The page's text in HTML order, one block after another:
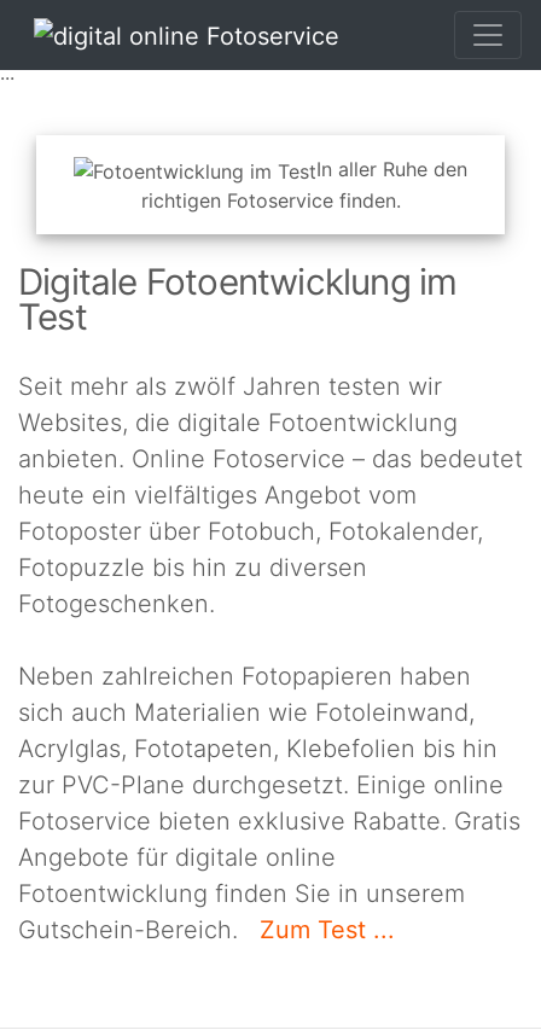
...
In aller Ruhe den
richtigen Fotoservice finden.
Digitale Fotoentwicklung im
Test
Seit mehr als zwölf Jahren testen wir
Websites, die digitale Fotoentwicklung
anbieten. Online Fotoservice – das bedeutet
heute ein vielfältiges Angebot vom
Fotoposter über Fotobuch, Fotokalender,
Fotopuzzle bis hin zu diversen
Fotogeschenken.
Neben zahlreichen Fotopapieren haben
sich auch Materialien wie Fotoleinwand,
Acrylglas, Fototapeten, Klebefolien bis hin
zur PVC-Plane durchgesetzt. Einige online
Fotoservice bieten exklusive Rabatte. Gratis
Angebote für digitale online
Fotoentwicklung finden Sie in unserem
Gutschein-Bereich. Zum Test ...